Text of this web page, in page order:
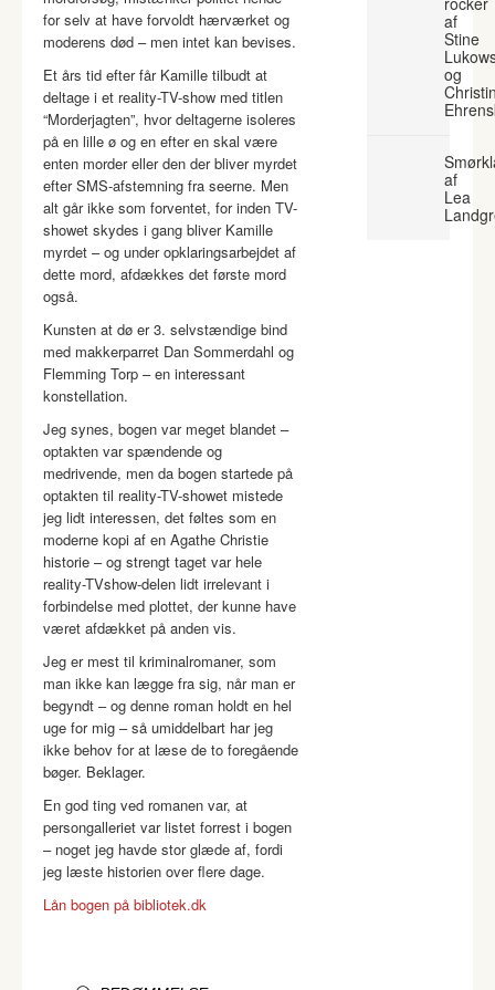
for selv at have forvoldt hærværket og
moderens død – men intet kan bevises.
Et års tid efter får Kamille tilbudt at
deltage i et reality-TV-show med titlen
“Morderjagten”, hvor deltagerne isoleres
på en lille ø og en efter en skal være
enten morder eller den der bliver myrdet
efter SMS-afstemning fra seerne. Men
alt går ikke som forventet, for inden TV-
showet skydes i gang bliver Kamille
myrdet – og under opklaringsarbejdet af
dette mord, afdækkes det første mord
også.
Kunsten at dø er 3. selvstændige bind
med makkerparret Dan Sommerdahl og
Flemming Torp – en interessant
konstellation.
Jeg synes, bogen var meget blandet –
optakten var spændende og
medrivende, men da bogen startede på
optakten til reality-TV-showet mistede
jeg lidt interessen, det føltes som en
moderne kopi af en Agathe Christie
historie – og strengt taget var hele
reality-TVshow-delen lidt irrelevant i
forbindelse med plottet, der kunne have
været afdækket på anden vis.
Jeg er mest til kriminalromaner, som
man ikke kan lægge fra sig, når man er
begyndt – og denne roman holdt en hel
uge for mig – så umiddelbart har jeg
ikke behov for at læse de to foregående
bøger. Beklager.
En god ting ved romanen var, at
persongalleriet var listet forrest i bogen
– noget jeg havde stor glæde af, fordi
jeg læste historien over flere dage.
Lån bogen på bibliotek.dk
af
Stine
og
af
Lea